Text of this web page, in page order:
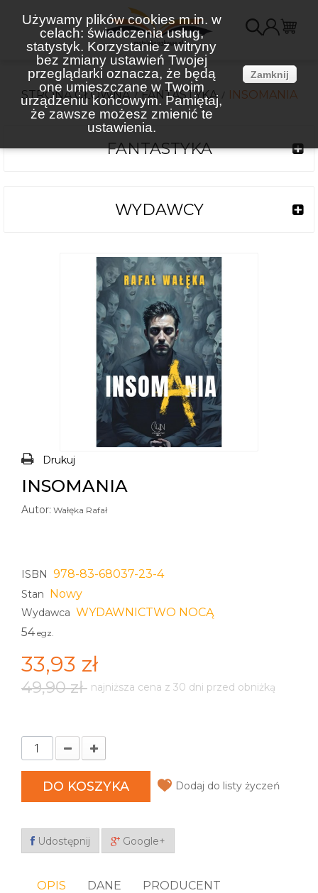
Używamy plików cookies m.in. w
celach: świadczenia usług,
statystyk. Korzystanie z witryny
bez zmiany ustawień Twojej
przeglądarki oznacza, że będą
one umieszczane w Twoim
urządzeniu końcowym. Pamiętaj,
że zawsze możesz zmienić te
ustawienia.
Zamknij
STRONA GŁÓWNA FANTASTYKA INSOMANIA
FANTASTYKA
WYDAWCY
Drukuj
INSOMANIA
Autor: Wałęka Rafał
ISBN 978-83-68037-23-4
Stan Nowy
Wydawca WYDAWNICTWO NOCĄ
54 egz.
33,93 zł
49,90 zł najniższa cena z 30 dni przed obniżką
DO KOSZYKA Dodaj do listy życzeń
Udostępnij Google+
OPIS DANE PRODUCENT